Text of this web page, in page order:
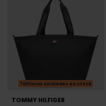
Últimas unidades en stock
TOMMY HILFIGER
MUJER